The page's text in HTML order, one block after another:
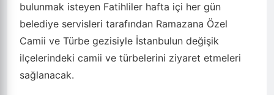
bulunmak isteyen Fatihliler hafta içi her gün
belediye servisleri tarafından Ramazana Özel
Camii ve Türbe gezisiyle İstanbulun değişik
ilçelerindeki camii ve türbelerini ziyaret etmeleri
sağlanacak.